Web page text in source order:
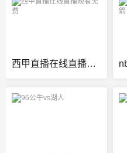
西甲直播在线直播观看免费